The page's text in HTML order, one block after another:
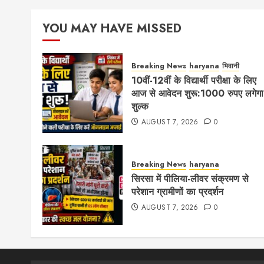
YOU MAY HAVE MISSED
Breaking News haryana भिवानी
10वीं-12वीं के विद्यार्थी परीक्षा के लिए
आज से आवेदन शुरू:1000 रुपए लगेगा
शुल्क
AUGUST 7, 2026 0
Breaking News haryana
सिरसा में पीलिया-लीवर संक्रमण से
परेशान ग्रामीणों का प्रदर्शन
AUGUST 7, 2026 0